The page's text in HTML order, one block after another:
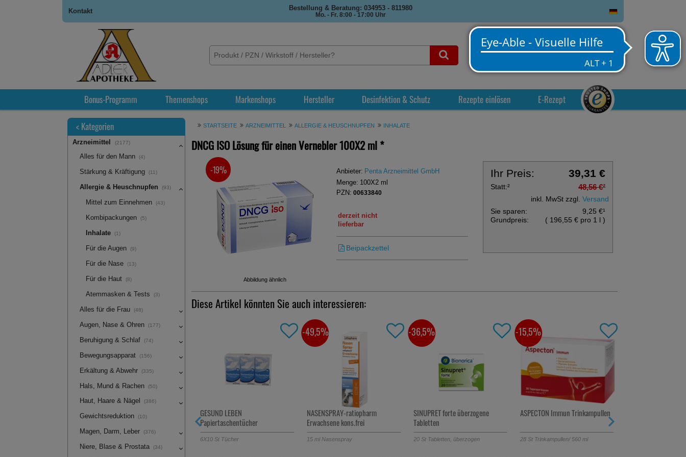
0
Warenkorb
Kontakt Bestellung & Beratung: 034953 - 811980
Mo. - Fr. 8:00 - 17:00 Uhr
Bonus-Programm Themenshops Markenshops Hersteller Desinfektion & Schutz Rezepte einlösen E-Rezept
STARTSEITE ARZNEIMITTEL ALLERGIE & HEUSCHNUPFEN INHALATE
DNCG ISO Lösung für einen Vernebler100X2 ml*
Abbildung ähnlich
SIE SPAREN
-19% Anbieter: Penta Arzneimittel GmbH
Menge: 100X2 ml
PZN: 00633840
derzeit nicht
lieferbar
Beipackzettel
Ihr Preis: 39,31 €
Statt:² 48,56 €²
inkl. MwSt zzgl.Versand
Sie sparen:
9,25 €¹
Grundpreis:
( 196,55 € pro 1 l)
Diese Artikel könnten Sie auch interessieren:
CETIRIZIN HEXAL Filmtabletten
-67,5%
GESUND LEBEN
Papiertaschentücher
6X10 St Tücher
NASENSPRAY-ratiopharm
Erwachsene kons.frei
15 ml Nasenspray
-49,5%
SINUPRET forte überzogene
Tabletten
20St Tabletten, überzogen
-36,5%
ASPECTON Immun Trinkampullen
28St Trinkampullen/ 560 ml
-15,5%
< Kategorien
Arzneimittel (2177)
Alles für den Mann (4)
Stärkung & Kräftigung (11)
Allergie & Heuschnupfen (93)
Mittel zum Einnehmen (43)
Kombipackungen (5)
Inhalate (1)
Für die Augen (9)
Für die Nase (13)
Für die Haut (8)
Atemmasken & Tests (3)
Alles für die Frau (48)
Augen, Nase & Ohren (177)
Beruhigung & Schlaf (74)
Bewegungsapparat (156)
Erkältung & Abwehr (335)
Hals, Mund & Rachen (50)
Haut, Haare & Nägel (386)
Gewichtsreduktion (10)
Magen, Darm, Leber (376)
Niere, Blase & Prostata (34)